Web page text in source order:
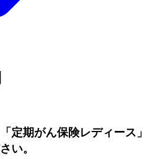
定期がん保険レディース」
い。